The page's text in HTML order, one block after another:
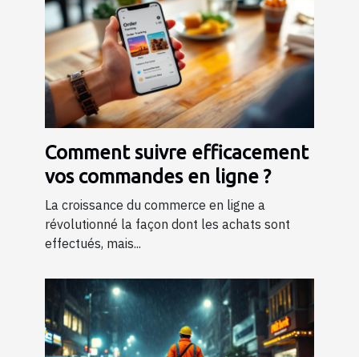
Comment suivre efficacement
vos commandes en ligne ?
La croissance du commerce en ligne a
révolutionné la façon dont les achats sont
effectués, mais...